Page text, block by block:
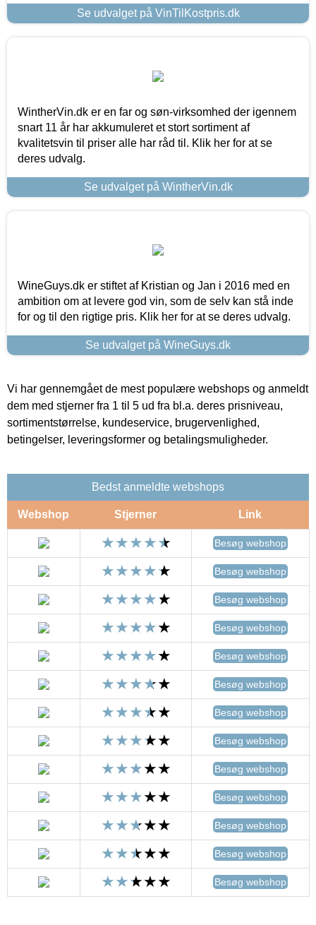
Se udvalget på VinTilKostpris.dk
WintherVin.dk er en far og søn-virksomhed der igennem
snart 11 år har akkumuleret et stort sortiment af
kvalitetsvin til priser alle har råd til. Klik her for at se
deres udvalg.
Se udvalget på WintherVin.dk
WineGuys.dk er stiftet af Kristian og Jan i 2016 med en
ambition om at levere god vin, som de selv kan stå inde
for og til den rigtige pris. Klik her for at se deres udvalg.
Se udvalget på WineGuys.dk
Vi har gennemgået de mest populære webshops og anmeldt
dem med stjerner fra 1 til 5 ud fra bl.a. deres prisniveau,
sortimentstørrelse, kundeservice, brugervenlighed,
betingelser, leveringsformer og betalingsmuligheder.
Bedst anmeldte webshops
Webshop Stjerner Link
Besøg webshop
Besøg webshop
Besøg webshop
Besøg webshop
Besøg webshop
Besøg webshop
Besøg webshop
Besøg webshop
Besøg webshop
Besøg webshop
Besøg webshop
Besøg webshop
Besøg webshop